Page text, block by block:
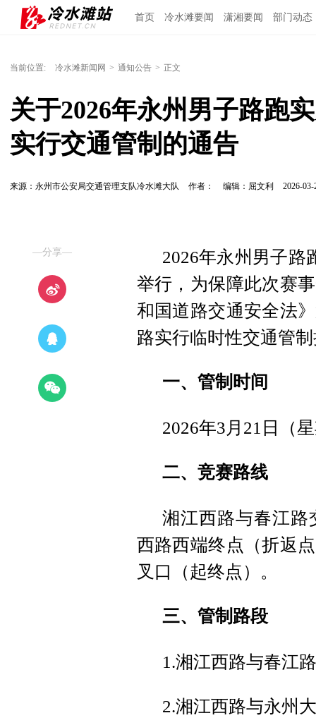
首页 冷水滩要闻 潇湘要闻 部门动态
当前位置: 冷水滩新闻网 > 通知公告 > 正文
关于2026年永州男子路跑
实行交通管制的通告
来源：永州市公安局交通管理支队冷水滩大队 作者： 编辑：屈文利 2026-03-
—分享—
2026年永州男子路
举行，为保障此次赛
和国道路交通安全法
路实行临时性交通管
一、管制时间
2026年3月21日（
二、竞赛路线
湘江西路与春江
西路西端终点（折返
叉口（起终点）。
三、管制路段
1.湘江西路与春江
2.湘江西路与永州